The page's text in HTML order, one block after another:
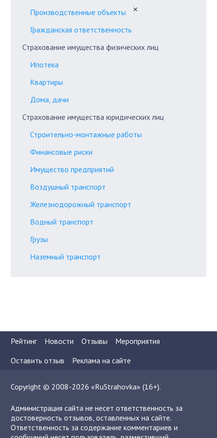
Производственные объекты
✕
Гражданская ответственность
Страхование имущества физических лиц
Ипотека
Квартиры
Дома, дачи
Страхование имущества юридических лиц
Строительно-монтажные работы
Финансовые риски
Имущество предприятий
Воздушный транспорт
Железнодорожный транспорт
Водный транспорт
Грузы
Наземный транспорт
Рейтинг Новости Отзывы
Мероприятия
Оставить отзыв
Реклама на сайте
Copyright © 2008-2026 «RuStrahovka» (16+).
Администрация сайта не несет ответственность за
достоверность отзывов, оставленных на сайте.
Ответственность за содержание комментариев и